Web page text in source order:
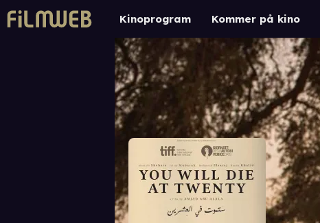
Kinoprogram Kommer på kino